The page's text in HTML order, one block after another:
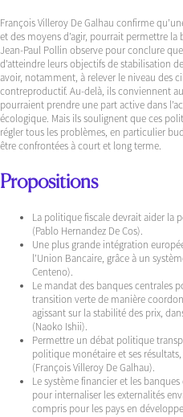
François Villeroy De Galhau confirme
et des moyens d’agir, pourrait permettre
Jean-Paul Pollin observe pour conclure
d’atteindre leurs objectifs de stabilisation
avoir, notamment, à relever le niveau des
contreproductif. Au-delà, ils conviennent
pourraient prendre une part active dans
écologique. Mais ils soulignent que ces
régler tous les problèmes, en particulier
être confrontées à court et long terme.
Propositions
La politique fiscale devrait aider la
(Pablo Hernandez De Cos).
Une plus grande intégration
l’Union Bancaire, grâce à un
Centeno).
Le mandat des banques centrales
transition verte de manière
agissant sur la stabilité des prix,
(Naoko Ishii).
Permettre un débat politique
politique monétaire et ses
(François Villeroy De Galhau).
Le système financier et les
pour internaliser les externalités
compris pour les pays en